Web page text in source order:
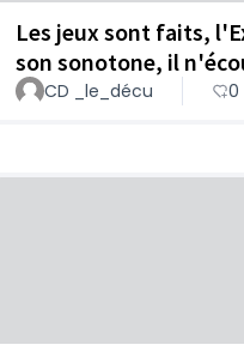
Les jeux sont faits,
son sonotone, il
CD _le_décu 0